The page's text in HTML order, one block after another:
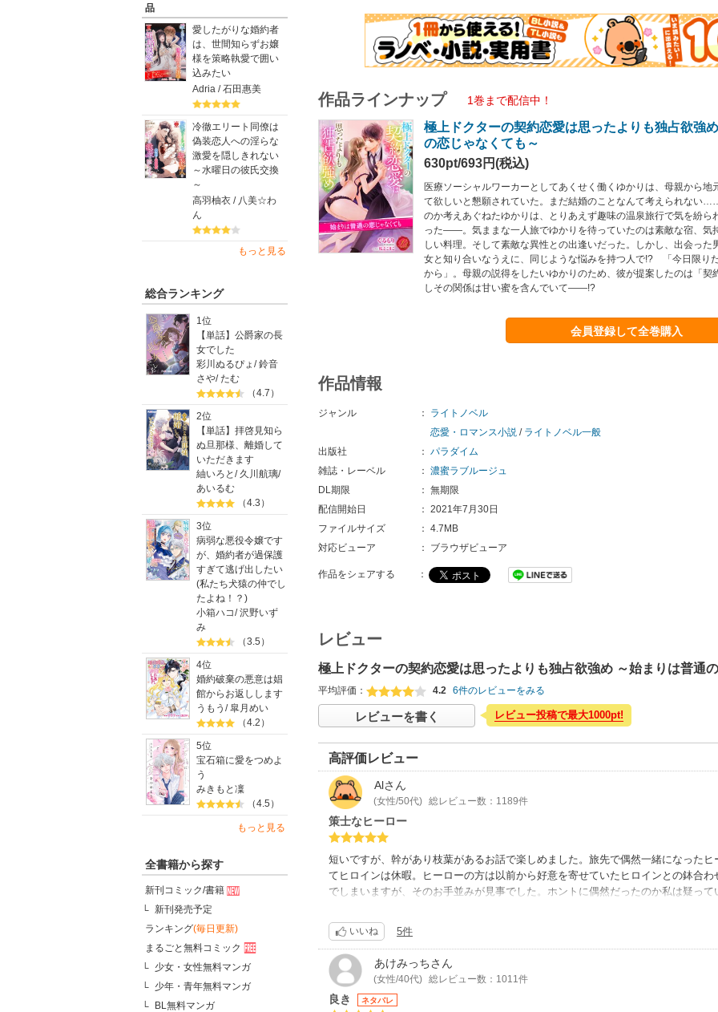
品
愛したがりな婚約者
は、世間知らずお嬢
様を策略執愛で囲い
込みたい
Adria / 石田惠美
冷徹エリート同僚は
偽装恋人への淫らな
激愛を隠しきれない
～水曜日の彼氏交換
～
高羽柚衣 / 八美☆わ
ん
もっと見る
総合ランキング
1位
【単話】公爵家の長
女でした
彩川ぬるぴょ /鈴音
さや/たむ
（4.7）
2位
【単話】拝啓見知ら
ぬ旦那様、離婚して
いただきます
紬いろと / 久川航璃/
あいるむ
（4.3）
3位
病弱な悪役令嬢です
が、婚約者が過保護
すぎて逃げ出したい
(私たち犬猿の仲でし
たよね！？)
小箱ハコ/沢野いず
み
（3.5）
4位
婚約破棄の悪意は娼
館からお返しします
うもう /皐月めい
（4.2）
5位
宝石箱に愛をつめよ
う
みきもと凜
（4.5）
もっと見る
全書籍から探す
新刊コミック/書籍
新刊発売予定
ランキング(毎日更新)
まるごと無料コミック
少女・女性無料マンガ
少年・青年無料マンガ
BL無料マンガ
作品ラインナップ 1巻まで配信中！
極上ドクターの契約恋愛は思ったよりも独占欲強
の恋じゃなくても～
630pt/693円(税込)
医療ソーシャルワーカーとしてあくせく働くゆかりは、母親から地
て欲しいと懇願されていた。まだ結婚のことなんて考えられない
のか考えあぐねたゆかりは、とりあえず趣味の温泉旅行で気を紛ら
った――。気ままな一人旅でゆかりを待っていたのは素敵な宿、気
しい料理。そして素敵な異性との出逢いだった。しかし、出会っ
女と知り合いなうえに、同じような悩みを持つ人で!? 「今日限り
から」。母親の説得をしたいゆかりのため、彼が提案したのは「契
しその関係は甘い蜜を含んでいて――!?
会員登録して全巻購入
作品情報
ジャンル ：
ライトノベル
恋愛・ロマンス小説 / ライトノベル一般
出版社
： パラダイム
雑誌・レーベル
： 濃蜜ラブルージュ
DL期限
： 無期限
配信開始日
： 2021年7月30日
ファイルサイズ
： 4.7MB
対応ビューア
： ブラウザビューア
作品をシェアする ：
レビュー
極上ドクターの契約恋愛は思ったよりも独占欲強め ～始まりは普通
平均評価： 4.2 6件のレビューをみる
レビューを書く レビュー投稿で最大1000pt!
高評価レビュー
Alさん
(女性/50代) 総レビュー数：1189件
策士なヒーロー
短いですが、幹があり枝葉があるお話で楽しめました。旅先で偶然一緒になった
てヒロインは休暇。ヒーローの方は以前から好意を寄せていたヒロインとの鉢合
でしまいますが、そのお手並みが見事でした。ホントに偶然だったのか私は疑って
カッコいいヒーローがたくさん見られて良かった。
いいね 5件
あけみっちさん
(女性/40代) 総レビュー数：1011件
良き ネタバレ